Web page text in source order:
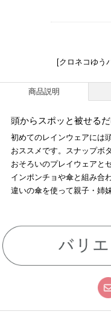
[クロネコゆう
商品説明
頭からスポッと被せる
初めてのレインウェアには
おススメです。スナップボ
おそろいのプレイウェアと
インポンチョや傘と組み合
違いの傘を使って親子・姉